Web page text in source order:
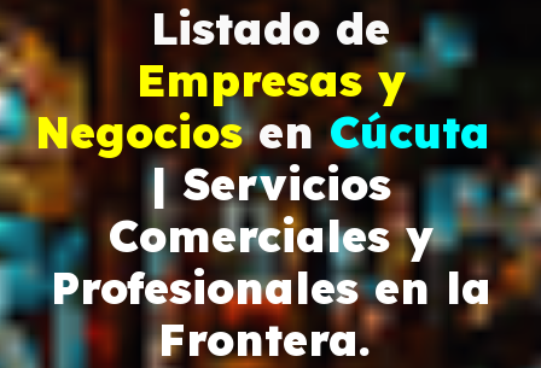
Listado de
Empresas y
NegociosenCúcuta
| Servicios
Comerciales y
Profesionales en la
Frontera.